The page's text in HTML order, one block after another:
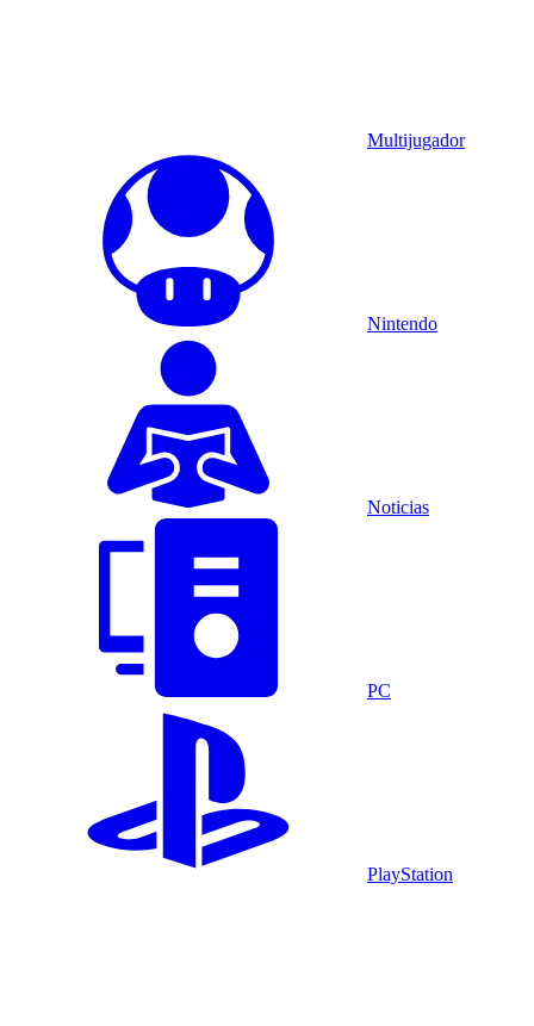
Multijugador
Nintendo
Noticias
PC
PlayStation